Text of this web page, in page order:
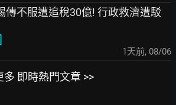
傳不服遭追稅30億! 行政救濟遭駁
]
1天前, 08/06
多 即時熱門文章 >>